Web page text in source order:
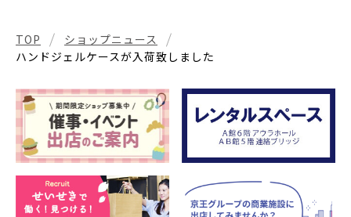
TOP
ショップニュース
ハンドジェルケースが入荷致しました